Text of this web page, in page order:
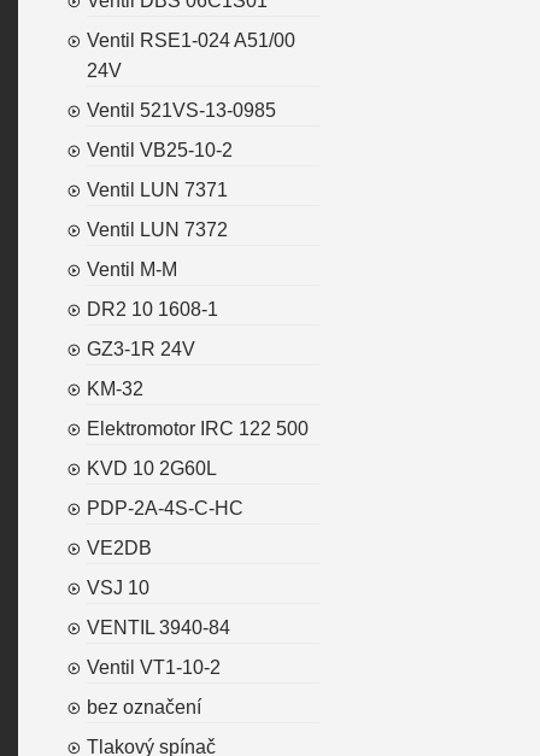
Ventil RSE1-024 A51/00
24V
Ventil 521VS-13-0985
Ventil VB25-10-2
Ventil LUN 7371
Ventil LUN 7372
Ventil M-M
DR2 10 1608-1
GZ3-1R 24V
KM-32
Elektromotor IRC 122 500
KVD 10 2G60L
PDP-2A-4S-C-HC
VE2DB
VSJ 10
VENTIL 3940-84
Ventil VT1-10-2
bez označení
Tlakový spínač